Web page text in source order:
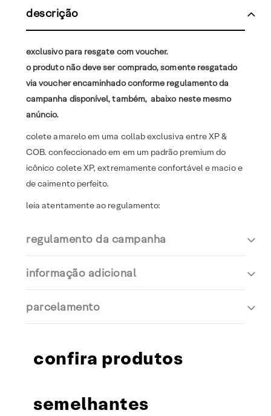
descrição
exclusivo para resgate com voucher.
o produto não deve ser comprado, somente resgatado
via voucher encaminhado conforme regulamento da
campanha disponível, também, abaixo neste mesmo
anúncio.
colete amarelo em uma collab exclusiva entre XP &
COB. confeccionado em em um padrão premium do
icônico colete XP, extremamente confortável e macio e
de caimento perfeito.
leia atentamente ao regulamento:
regulamento da campanha
informação adicional
parcelamento
confira produtos
semelhantes